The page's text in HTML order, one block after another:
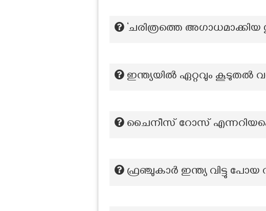
‘ചരിത്രത്തെ
ഇന്ത്യയിൽ ഏറ്റവും കൂടുതൽ
ചൈനീസ് റോസ്
ഫ്രഞ്ചുകാർ ഇന്ത്യ വിട്ടു പോയ